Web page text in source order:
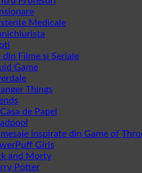
Medicale
Filme si Seriale
Game
Things
de Papel
inspirate din Game of
Girls
and Morty
Potter